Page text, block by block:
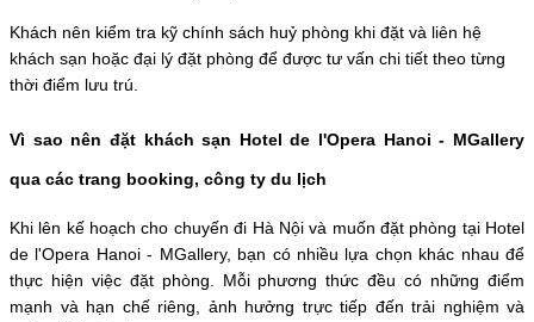
Khách nên kiểm tra kỹ chính sách huỷ phòng khi đặt và liên hệ
khách sạn hoặc đại lý đặt phòng để được tư vấn chi tiết theo từng
thời điểm lưu trú.
Vì sao nên đặt khách sạn Hotel de l'Opera Hanoi - MGallery
qua các trang booking, công ty du lịch
Khi lên kế hoạch cho chuyến đi Hà Nội và muốn đặt phòng tại Hotel
de l'Opera Hanoi - MGallery, bạn có nhiều lựa chọn khác nhau để
thực hiện việc đặt phòng. Mỗi phương thức đều có những điểm
mạnh và hạn chế riêng, ảnh hưởng trực tiếp đến trải nghiệm và